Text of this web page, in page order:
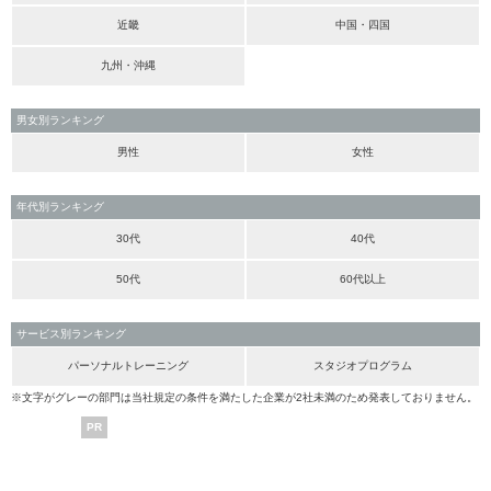
近畿 中国・四国
九州・沖縄
男女別ランキング
男性 女性
年代別ランキング
30代 40代
50代 60代以上
サービス別ランキング
パーソナルトレーニング スタジオプログラム
※文字がグレーの部門は当社規定の条件を満たした企業が2社未満のため発表しておりません。
PR